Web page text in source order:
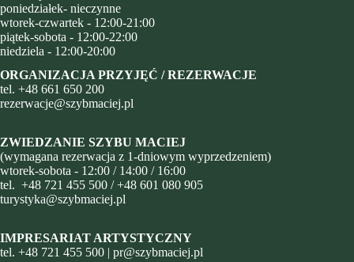
poniedziałek- nieczynne
wtorek-czwartek - 12:00-21:00
piątek-sobota - 12:00-22:00
niedziela - 12:00-20:00
ORGANIZACJA PRZYJĘĆ / REZERWACJE
tel. +48 661 650 200
rezerwacje@szybmaciej.pl
ZWIEDZANIE SZYBU MACIEJ
(wymagana rezerwacja z 1-dniowym wyprzedzeniem)
wtorek-sobota - 12:00 / 14:00 / 16:00
tel. +48 721 455 500 /+48 601 080 905
turystyka@szybmaciej.pl
IMPRESARIAT ARTYSTYCZNY
tel. +48 721 455 500 | pr@szybmaciej.pl